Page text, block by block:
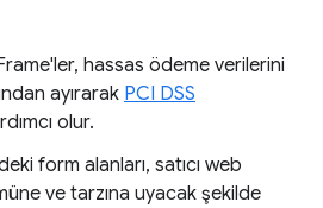
hassas ödeme verilerini
ayırarak PCI DSS
olur.
form alanları, satıcı web
ve tarzına uyacak şekilde